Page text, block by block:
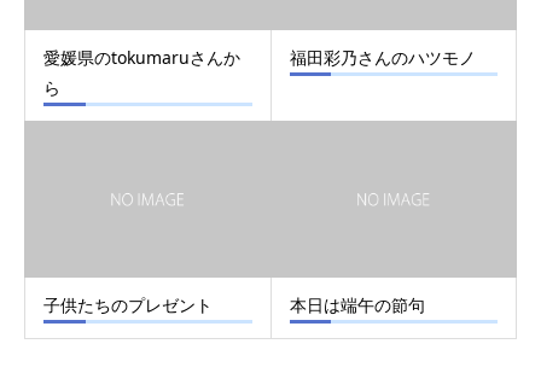
愛媛県のtokumaruさんか
ら
福田彩乃さんのハツモノ
子供たちのプレゼント 本日は端午の節句